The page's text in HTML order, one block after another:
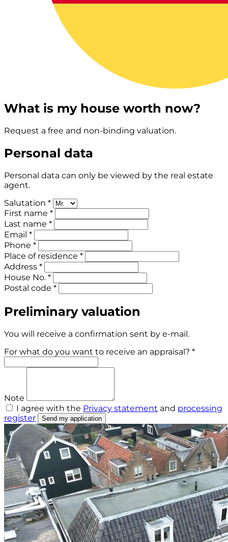
What is my house worth now?
Request a free and non-binding valuation.
Personal data
Personal data can only be viewed by the real estate
agent.
Salutation *
First name *
Last name *
Email *
Phone *
Place of residence *
Address *
House No. *
Postal code *
Preliminary valuation
You will receive a confirmation sent by e-mail.
For what do you want to receive an appraisal? *
Note
I agree with the Privacy statement and processing
register
Send my application